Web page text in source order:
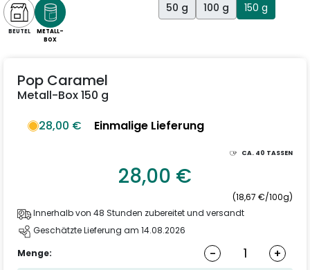
BEUTEL
METALL-
BOX
50 g 100 g 150 g
Pop Caramel
Metall-Box 150 g
28,00 €
Einmalige Lieferung
CA. 40 TASSEN
28,00 €
(18,67 €/100g)
Innerhalb von 48 Stunden zubereitet und versandt
Geschätzte Lieferung am 14.08.2026
Menge:
- +